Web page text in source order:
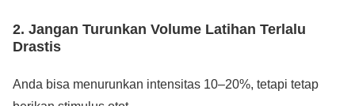
2. Jangan Turunkan Volume Latihan Terlalu
Drastis
Anda bisa menurunkan intensitas 10–20%, tetapi tetap